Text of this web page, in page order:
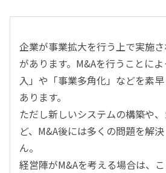
CRM／営業支援／Eコマース
DX（2025年の崖）／クラウドコ
データ分析／BI
ガバナンス／リスク管理
BPR／業務改善
企業が事業拡大を行う上で実施
があります。M&Aを行うことに
入」や「事業多角化」などを素
あります。
ただし新しいシステムの構築や
ど、M&A後には多くの問題を解
ん。
経営陣がM&Aを考える場合は、